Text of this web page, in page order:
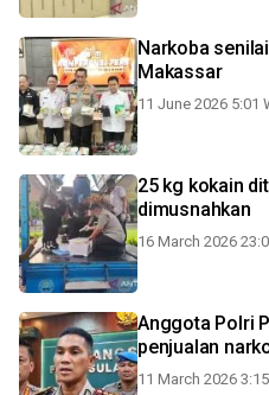
Narkoba
Makassar
11 June 2026 5:01
25 kg kokain
dimusnahkan
16 March 2026
Anggota Polri
penjualan
11 March 2026